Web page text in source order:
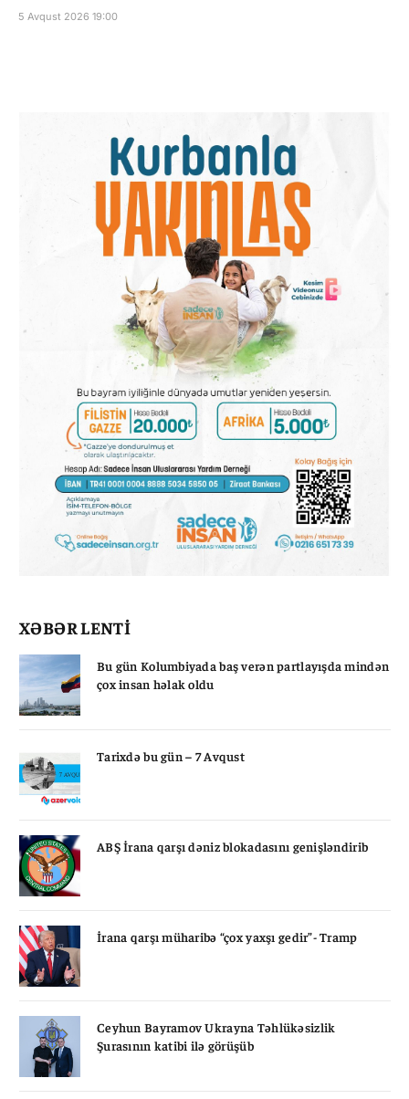
5 Avqust 2026 19:00
XƏBƏR LENTİ
Bu gün Kolumbiyada baş verən partlayışda mindən
çox insan həlak oldu
Tarixdə bu gün – 7 Avqust
ABŞ İrana qarşı dəniz blokadasını genişləndirib
İrana qarşı müharibə “çox yaxşı gedir”- Tramp
Ceyhun Bayramov Ukrayna Təhlükəsizlik
Şurasının katibi ilə görüşüb